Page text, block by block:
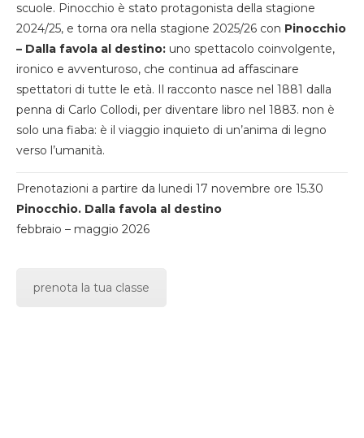
scuole. Pinocchio è stato protagonista della stagione
2024/25, e torna ora nella stagione 2025/26 con Pinocchio
– Dalla favola al destino: uno spettacolo coinvolgente,
ironico e avventuroso, che continua ad affascinare
spettatori di tutte le età. Il racconto nasce nel 1881 dalla
penna di Carlo Collodi, per diventare libro nel 1883. non è
solo una fiaba: è il viaggio inquieto di un’anima di legno
verso l’umanità.
Prenotazioni a partire da lunedi 17 novembre ore 15.30
Pinocchio. Dalla favola al destino
febbraio – maggio 2026
prenota la tua classe